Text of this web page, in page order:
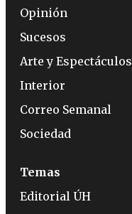
Opinión
Sucesos
Arte y Espectáculos
Interior
Correo Semanal
Sociedad
Temas
Editorial ÚH